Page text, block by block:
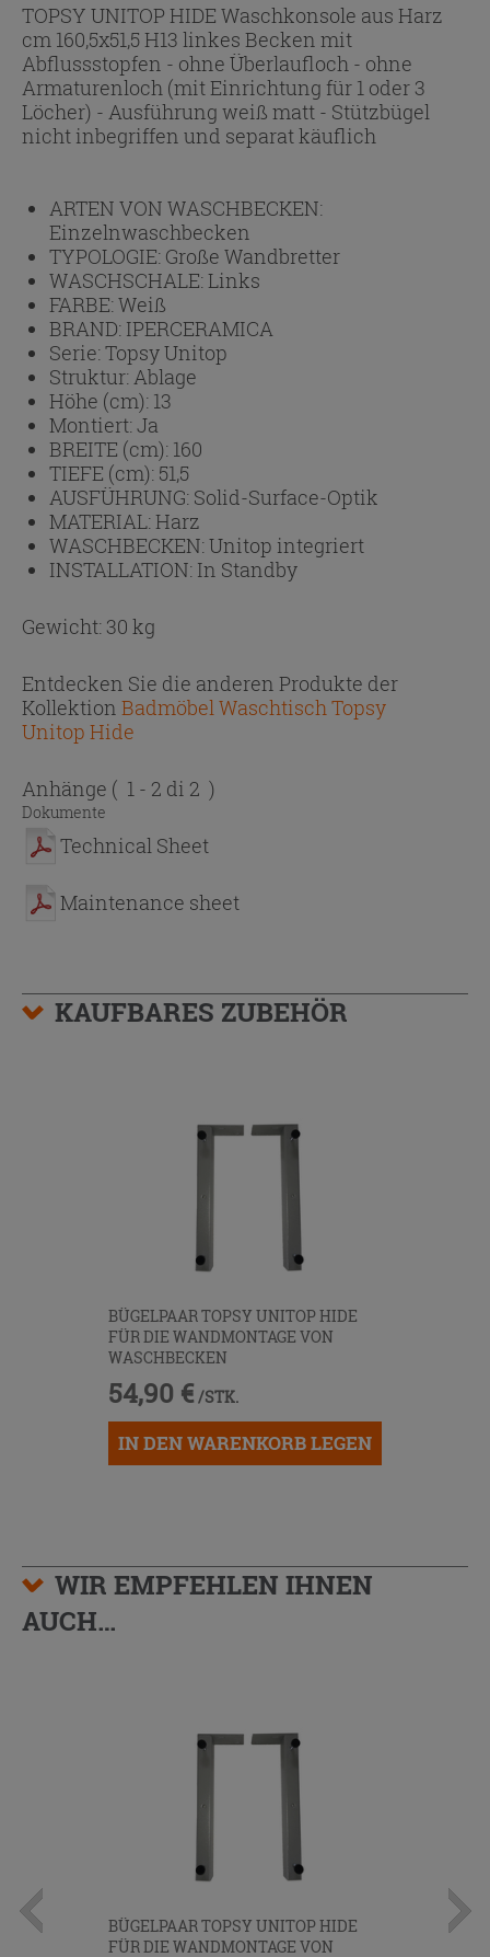
TOPSY UNITOP HIDE Waschkonsole aus Harz
cm 160,5x51,5 H13 linkes Becken mit
Abflussstopfen - ohne Überlaufloch - ohne
Armaturenloch (mit Einrichtung für 1 oder 3
Löcher) - Ausführung weiß matt - Stützbügel
nicht inbegriffen und separat käuflich
ARTEN VON WASCHBECKEN:
Einzelnwaschbecken
TYPOLOGIE: Große Wandbretter
WASCHSCHALE:Links
FARBE:Weiß
BRAND: IPERCERAMICA
Serie:Topsy Unitop
Struktur: Ablage
Höhe (cm): 13
Montiert:Ja
BREITE (cm): 160
TIEFE (cm): 51,5
AUSFÜHRUNG: Solid-Surface-Optik
MATERIAL:Harz
WASCHBECKEN:Unitop integriert
INSTALLATION: In Standby
Gewicht: 30 kg
Entdecken Sie die anderen Produkte der
Kollektion Badmöbel Waschtisch Topsy
Unitop Hide
Anhänge ( 1 - 2 di 2 )
Dokumente
Technical Sheet
Maintenance sheet
KAUFBARES ZUBEHÖR
BÜGELPAAR TOPSY UNITOP HIDE
FÜR DIE WANDMONTAGE VON
WASCHBECKEN
54,90 € /STK.
IN DEN WARENKORB LEGEN
WIR EMPFEHLEN IHNEN
AUCH…
BÜGELPAAR TOPSY UNITOP HIDE
FÜR DIE WANDMONTAGE VON